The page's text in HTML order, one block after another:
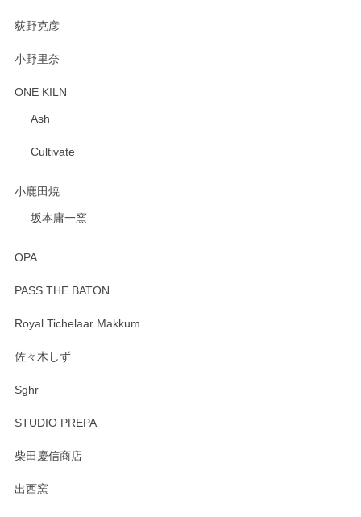
荻野克彦
小野里奈
ONE KILN
Ash
Cultivate
小鹿田焼
坂本庸一窯
OPA
PASS THE BATON
Royal Tichelaar Makkum
佐々木しず
Sghr
STUDIO PREPA
柴田慶信商店
出西窯